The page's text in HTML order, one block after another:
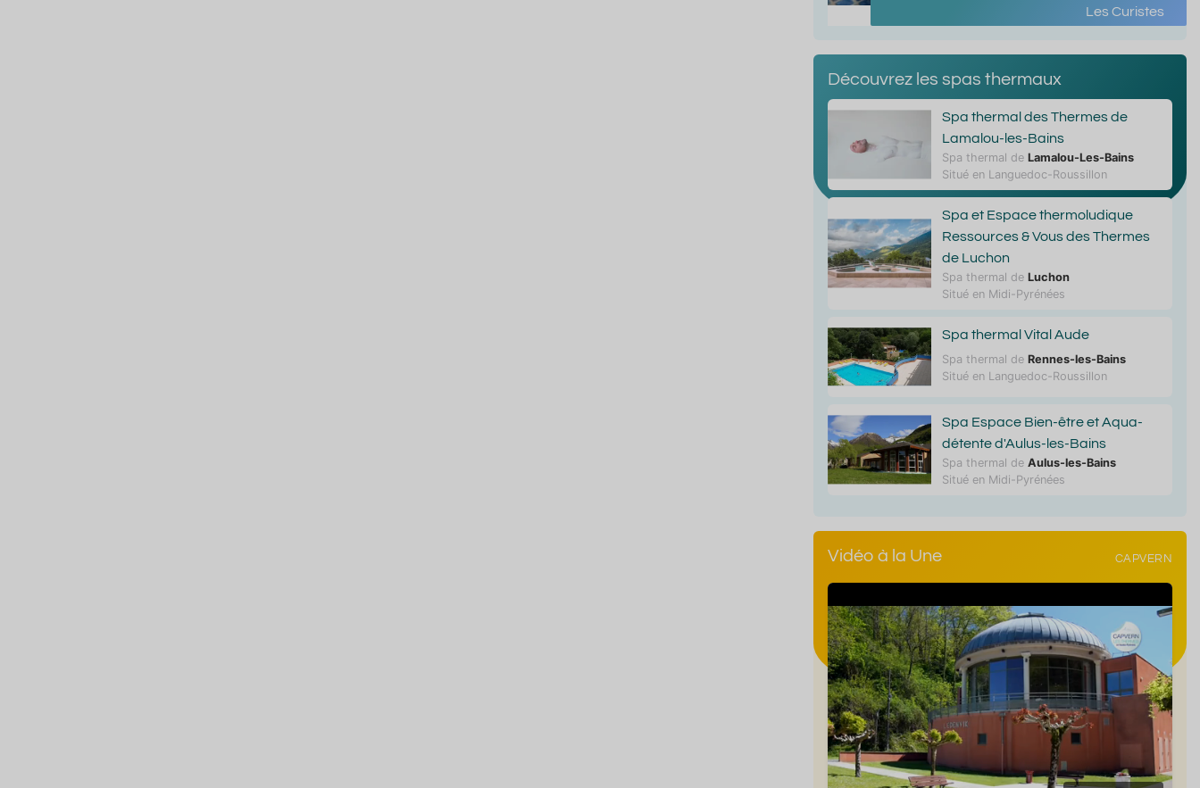
Les Curistes
Découvrez les spas thermaux
Spa thermal des Thermes de
Lamalou-les-Bains
Spa thermal de Lamalou-Les-Bains
Situé en Languedoc-Roussillon
Spa et Espace thermoludique
Ressources & Vous des Thermes
de Luchon
Spa thermal de Luchon
Situé en Midi-Pyrénées
Spa thermal Vital Aude
Spa thermal de Rennes-les-Bains
Situé en Languedoc-Roussillon
Spa Espace Bien-être et Aqua-
détente d'Aulus-les-Bains
Spa thermal de Aulus-les-Bains
Situé en Midi-Pyrénées
Vidéo à la Une CAPVERN